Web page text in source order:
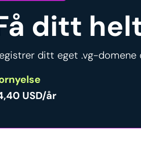
ditt
ditt eget .vg-
USD/år